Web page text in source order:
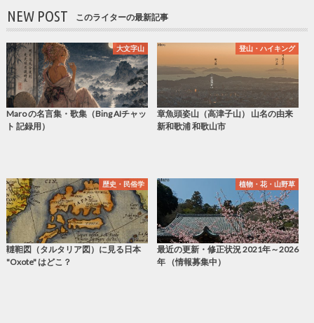
NEW POST このライターの最新記事
大文字山
Maro の名言集・歌集（Bing AIチャッ
ト 記録用）
登山・ハイキング
章魚頭姿山（高津子山） 山名の由来
新和歌浦 和歌山市
歴史・民俗学
韃靼図（タルタリア図）に見る日本
"Oxote" はどこ？
植物・花・山野草
最近の更新・修正状況 2021年～2026
年 （情報募集中）